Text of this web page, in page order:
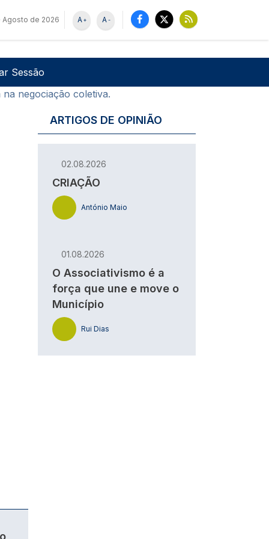
Agosto de 2026 -
A
+
A
de utilizador
Sessão
negociação coletiva.
ARTIGOS DE OPINIÃO
02.08.2026
CRIAÇÃO
António Maio
01.08.2026
O Associativismo é a
força que une e move o
Município
Rui Dias